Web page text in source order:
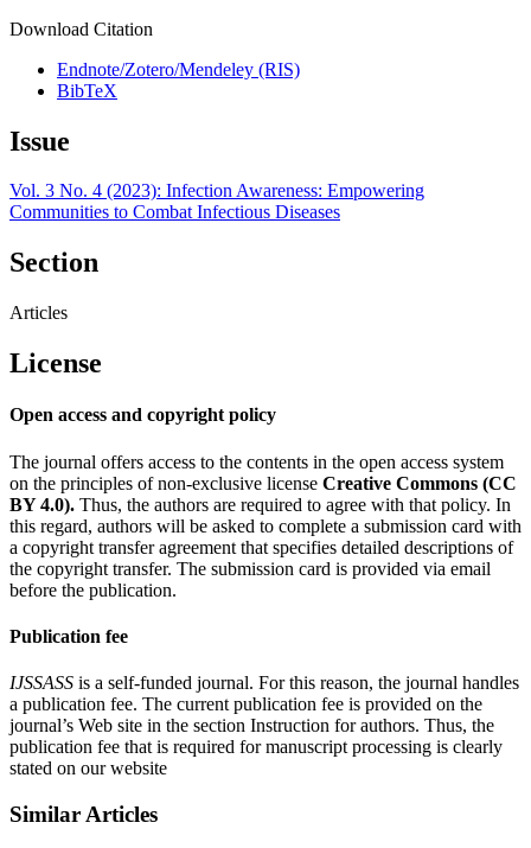
Download Citation
Endnote/Zotero/Mendeley (RIS)
BibTeX
Issue
Vol. 3 No. 4 (2023): Infection Awareness: Empowering
Communities to Combat Infectious Diseases
Section
Articles
License
Open access and copyright policy
The journal offers access to the contents in the open access system
on the principles of non-exclusive license Creative Commons (CC
BY 4.0). Thus, the authors are required to agree with that policy. In
this regard, authors will be asked to complete a submission card with
a copyright transfer agreement that specifies detailed descriptions of
the copyright transfer. The submission card is provided via email
before the publication.
Publication fee
IJSSASS is a self-funded journal. For this reason, the journal handles
a publication fee. The current publication fee is provided on the
journal’s Web site in the section Instruction for authors. Thus, the
publication fee that is required for manuscript processing is clearly
stated on our website
Similar Articles